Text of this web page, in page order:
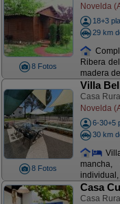
8 Fotos
Novelda
18+3
29 km
Ribera
madera
8 Fotos
Villa
Casa
Novelda
6-30+5
30 km
individual,
Casa
Casa